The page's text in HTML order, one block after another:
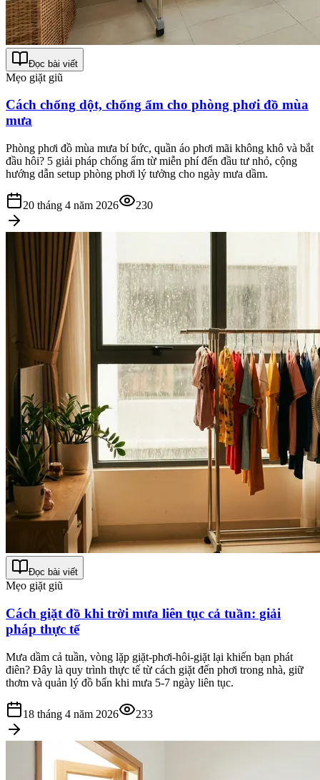
Đọc bài viết
Mẹo giặt giũ
Cách chống dột, chống ẩm cho phòng phơi đồ mùa
mưa
Phòng phơi đồ mùa mưa bí bức, quần áo phơi mãi không khô và bắt
đầu hôi? 5 giải pháp chống ẩm từ miễn phí đến đầu tư nhỏ, cộng
hướng dẫn setup phòng phơi lý tưởng cho ngày mưa dầm.
20 tháng 4 năm 2026 230
Đọc bài viết
Mẹo giặt giũ
Cách giặt đồ khi trời mưa liên tục cả tuần: giải
pháp thực tế
Mưa dầm cả tuần, vòng lặp giặt-phơi-hôi-giặt lại khiến bạn phát
điên? Đây là quy trình thực tế từ cách giặt đến phơi trong nhà, giữ
thơm và quản lý đồ bẩn khi mưa 5-7 ngày liên tục.
18 tháng 4 năm 2026 233